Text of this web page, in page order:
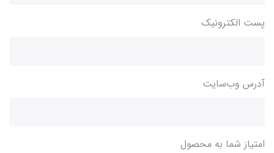
پست الکترونیک
آدرس وب‌سایت
امتیاز شما به محصول